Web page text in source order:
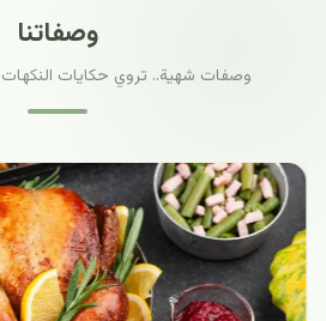
وصفاتنا
وصفات شهية.. تروي حكايات